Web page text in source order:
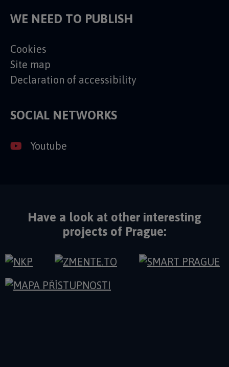
WE NEED TO PUBLISH
Cookies
Site map
Declaration of accessibility
SOCIAL NETWORKS
Youtube
Have a look at other interesting
projects of Prague: